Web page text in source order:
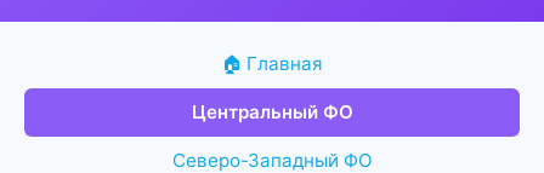
🏠 Главная
Центральный ФО
Северо-Западный ФО